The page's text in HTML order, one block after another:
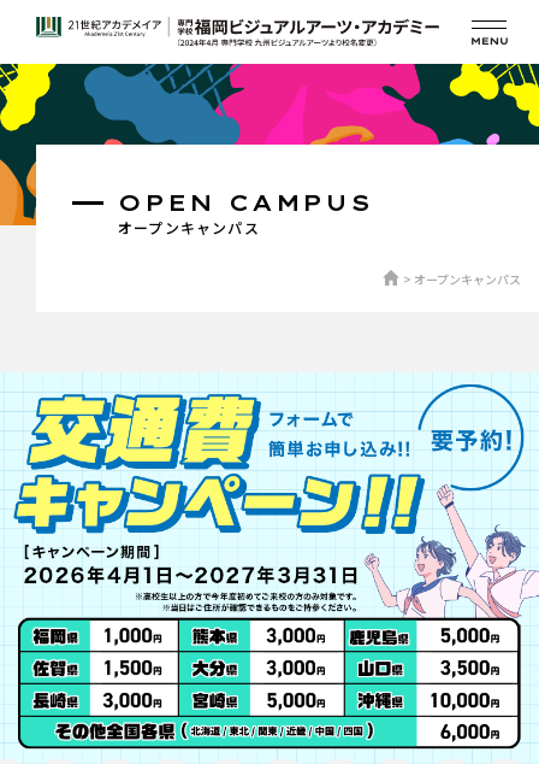
オープンキャンパス
OPEN CAMPUS
オープンキャンパス